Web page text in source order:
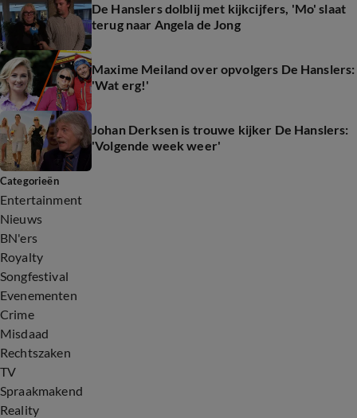
De Hanslers dolblij met kijkcijfers, 'Mo' slaat
terug naar Angela de Jong
Maxime Meiland over opvolgers De Hanslers:
'Wat erg!'
Johan Derksen is trouwe kijker De Hanslers:
'Volgende week weer'
Categorieën
Entertainment
Nieuws
BN'ers
Royalty
Songfestival
Evenementen
Crime
Misdaad
Rechtszaken
TV
Spraakmakend
Reality